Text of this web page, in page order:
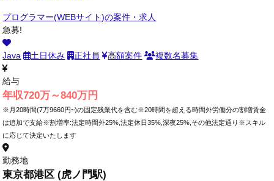
プログラマー(WEBサイト)の案件・求人
急募!
Java 土日休み 正社員 高額案件 複数名募集
給与
年収720万～840万円
※月20時間(7万9660円~)の固定残業代を含む※20時間を超える時間外労働分の割増賃金
は追加で支給※割増率:法定時間外25%,法定休日35%,深夜25%,その他法定通り※スキル
に応じて決定いたします
勤務地
東京都港区 (虎ノ門駅)